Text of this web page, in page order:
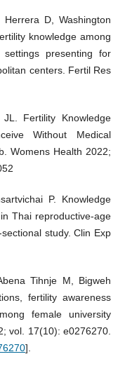
D, Washington
knowledge among
presenting for
centers. Fertil Res
Fertility Knowledge
Without Medical
Womens Health 2022;
P. Knowledge
Thai reproductive-age
study. Clin Exp
Tihnje M, Bigweh
fertility awareness
female university
vol. 17(10): e0276270.
].